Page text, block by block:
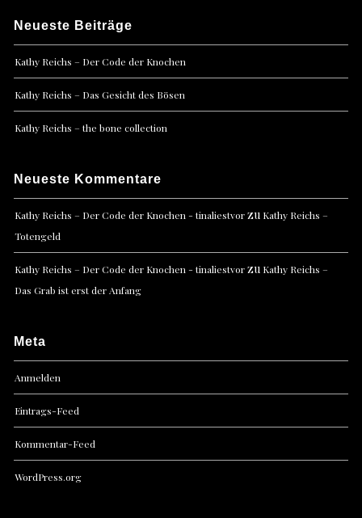
Neueste Beiträge
Kathy Reichs – Der Code der Knochen
Kathy Reichs – Das Gesicht des Bösen
Kathy Reichs – the bone collection
Neueste Kommentare
Kathy Reichs – Der Code der Knochen - tinaliestvorzu Kathy Reichs –
Totengeld
Kathy Reichs – Der Code der Knochen - tinaliestvorzu Kathy Reichs –
Das Grab ist erst der Anfang
Meta
Anmelden
Eintrags-Feed
Kommentar-Feed
WordPress.org